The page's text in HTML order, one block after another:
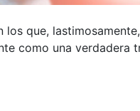
los que,
como una verdadera